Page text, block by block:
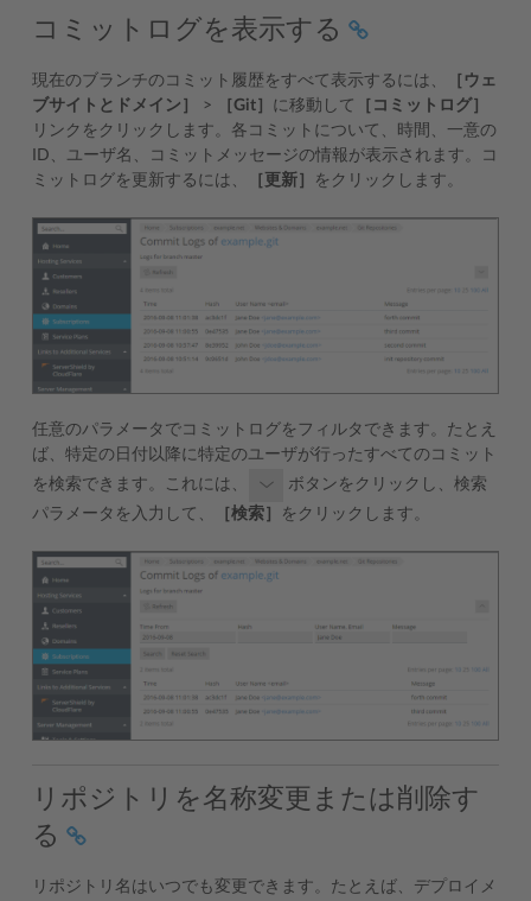
コミットログを表示する
現在のブランチのコミット履歴をすべて表示するには、
［ウェ
ブサイトとドメイン］
> ［Git］ に移動して
［コミットログ］
リンクをクリックします。各コミットについて、時間、一意の
ID、ユーザ名、コミットメッセージの情報が表示されます。コ
ミットログを更新するには、
［更新］ をクリックします。
任意のパラメータでコミットログをフィルタできます。たとえ
ば、特定の日付以降に特定のユーザが行ったすべてのコミット
を検索できます。これには、
ボタンをクリックし、検索
パラメータを入力して、
［検索］ をクリックします。
リポジトリを名称変更または削除す
る
リポジトリ名はいつでも変更できます。たとえば、デプロイメ